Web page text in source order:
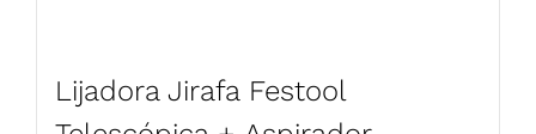
Lijadora Jirafa Festool